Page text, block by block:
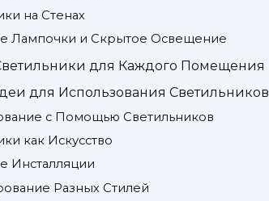
на Стенах
Лампочки и Скрытое Освещение
для Каждого Помещения
для Использования Светильников
с Помощью Светильников
как Искусство
Инсталляции
Разных Стилей